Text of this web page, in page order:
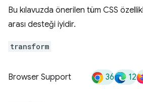
Bu kılavuzda önerilen tüm CSS
arası desteği iyidir.
transform
Browser Support 36 12